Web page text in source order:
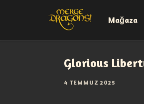
Mağaza
Glorious
4 TEMMUZ 2025